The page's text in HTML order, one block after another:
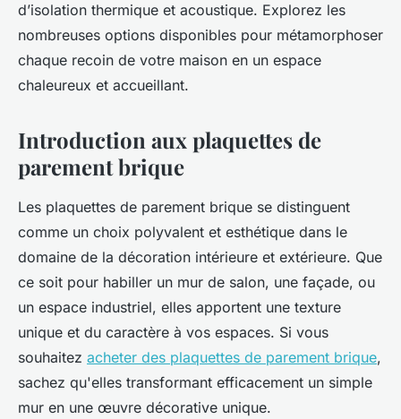
d’isolation thermique et acoustique. Explorez les
nombreuses options disponibles pour métamorphoser
chaque recoin de votre maison en un espace
chaleureux et accueillant.
Introduction aux plaquettes de
parement brique
Les plaquettes de parement brique se distinguent
comme un choix polyvalent et esthétique dans le
domaine de la décoration intérieure et extérieure. Que
ce soit pour habiller un mur de salon, une façade, ou
un espace industriel, elles apportent une texture
unique et du caractère à vos espaces. Si vous
souhaitez acheter des plaquettes de parement brique,
sachez qu'elles transformant efficacement un simple
mur en une œuvre décorative unique.